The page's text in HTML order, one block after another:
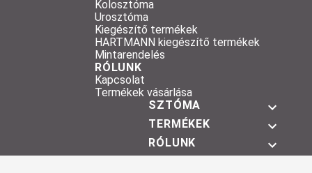
Kolosztóma
Urosztóma
Kiegészítő termékek
HARTMANN kiegészítő termékek
Mintarendelés
RÓLUNK
Kapcsolat
Termékek vásárlása
SZTÓMA
TERMÉKEK
RÓLUNK